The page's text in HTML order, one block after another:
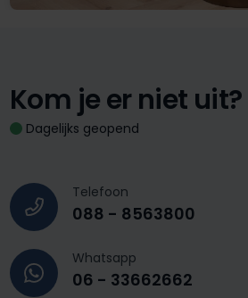
Kom je er niet uit?
Dagelijks geopend
Telefoon
088 - 8563800
Whatsapp
06 - 33662662